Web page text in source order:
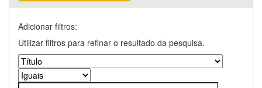
Adicionar filtros:
Utilizar filtros para refinar o resultado da pesquisa.